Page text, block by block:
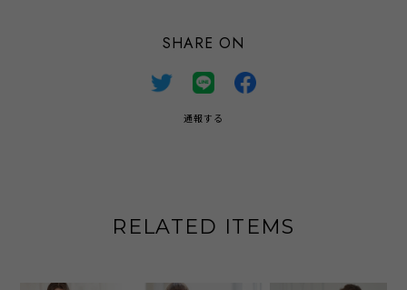
SHARE ON
通報する
RELATED ITEMS